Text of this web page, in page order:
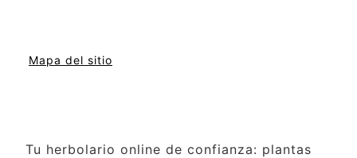
Mapa del sitio
Tu herbolario online de confianza: plantas